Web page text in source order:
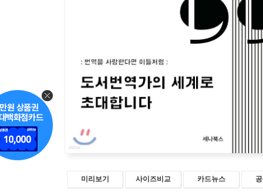
미리보기 사이즈비교 카드뉴스